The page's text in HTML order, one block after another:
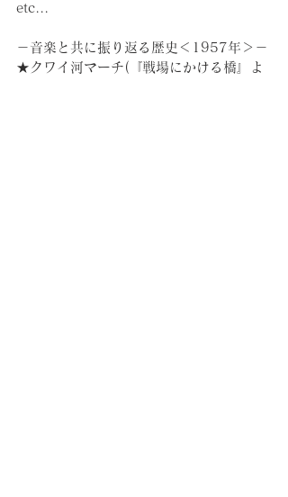
etc...
－音楽と共に振り返る歴史＜1957年＞－
★クワイ河マーチ(『戦場にかける橋』よ